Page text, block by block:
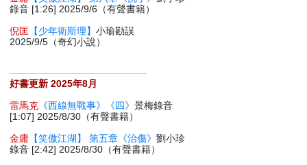
錄音 [1:26] 2025/9/6（有聲書籍）
倪匡 【少年衛斯理】小瑜勘誤
2025/9/5（奇幻小說）
好書更新 2025年8月
雷馬克 《西線無戰事》《四》景梅錄音
[1:07] 2025/8/30（有聲書籍）
金庸 【笑傲江湖】 第五章《治傷》劉小珍
錄音 [2:42] 2025/8/30（有聲書籍）